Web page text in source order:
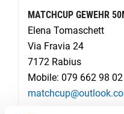
MATCHCUP GEWEHR
Elena Tomaschett
Via Fravia 24
7172 Rabius
Mobile: 079 662 98 02